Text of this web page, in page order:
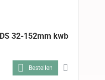
32-152mm kwb
Bestellen